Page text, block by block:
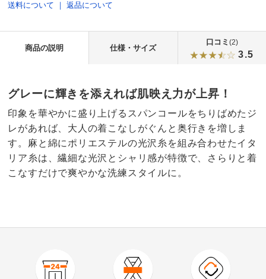
送料について ｜返品について
商品の説明 仕様・サイズ
口コミ (2)
3.5
グレーに輝きを添えれば肌映え力が上昇！
印象を華やかに盛り上げるスパンコールをちりばめたジ
レがあれば、大人の着こなしがぐんと奥行きを増しま
す。麻と綿にポリエステルの光沢糸を組み合わせたイタ
リア糸は、繊細な光沢とシャリ感が特徴で、さらりと着
こなすだけで爽やかな洗練スタイルに。
商品番号 900-PC65-01
★★★★★